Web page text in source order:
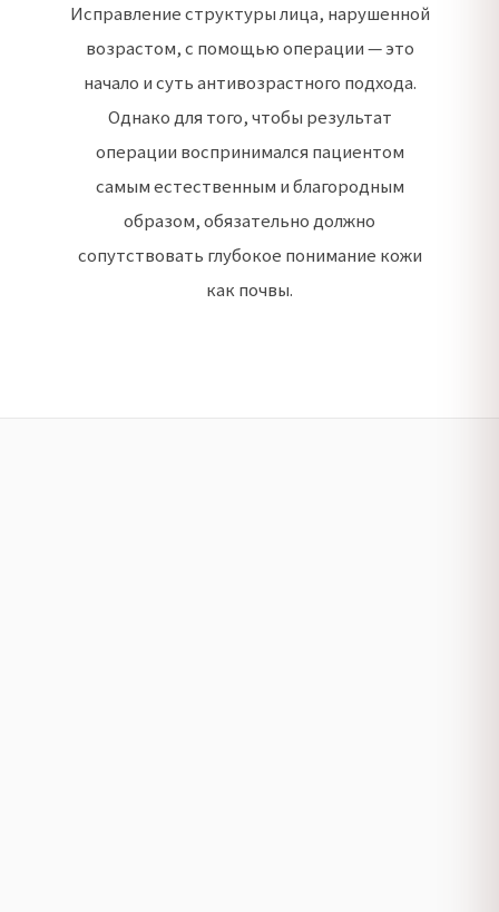
Исправление структуры лица, нарушенной
возрастом, с помощью операции — это
начало и суть антивозрастного подхода.
Однако для того, чтобы результат
операции воспринимался пациентом
самым естественным и благородным
образом, обязательно должно
сопутствовать глубокое понимание кожи
как почвы.